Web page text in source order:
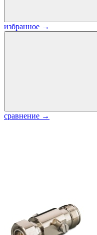
избранное →
сравнение →